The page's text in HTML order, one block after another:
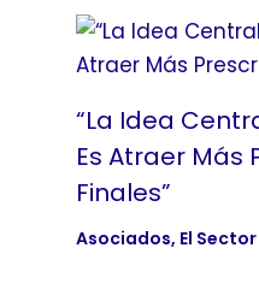
“La Idea
Es Atraer Más
Finales”
Asociados, El Sector